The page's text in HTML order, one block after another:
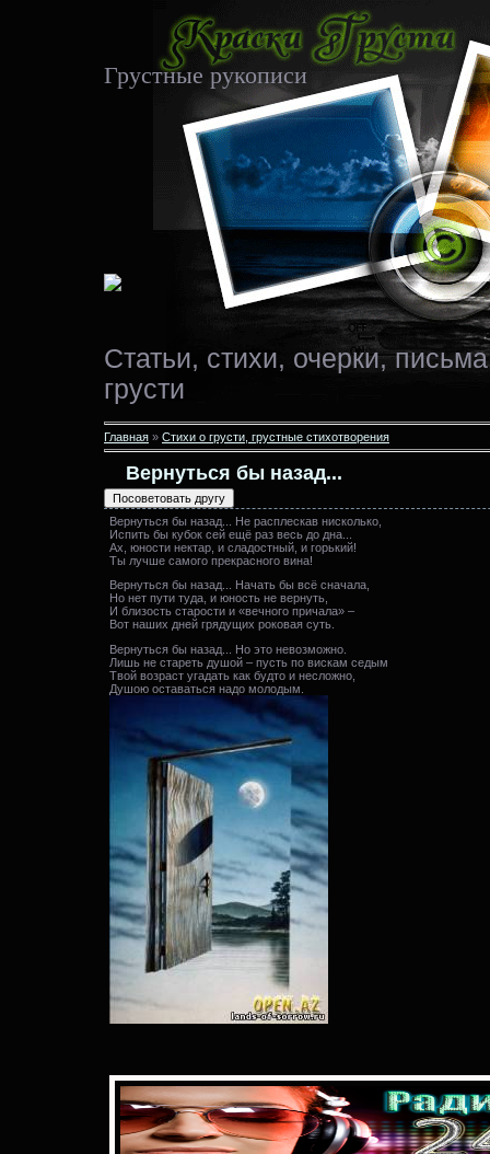
Грустные рукописи
Статьи, стихи, очерки,
грусти
Главная » Стихи о грусти, грустные стихотворения
Вернуться бы назад...
Вернуться бы назад... Не расплескав нисколько,
Испить бы кубок сей ещё раз весь до дна...
Ах, юности нектар, и сладостный, и горький!
Ты лучше самого прекрасного вина!
Вернуться бы назад... Начать бы всё сначала,
Но нет пути туда, и юность не вернуть,
И близость старости и «вечного причала» –
Вот наших дней грядущих роковая суть.
Вернуться бы назад... Но это невозможно.
Лишь не стареть душой – пусть по вискам седым
Твой возраст угадать как будто и несложно,
Душою оставаться надо молодым.